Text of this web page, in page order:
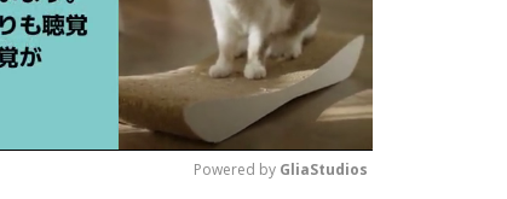
Powered by GliaStudios